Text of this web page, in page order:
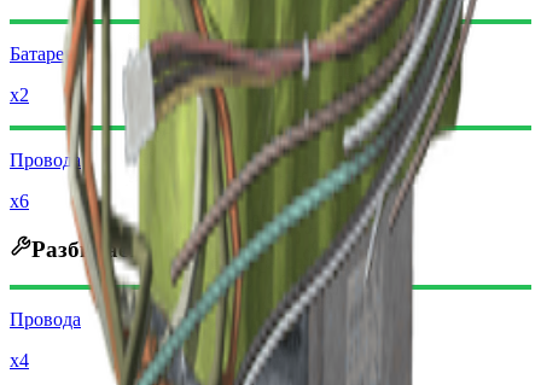
Батарея
x2
Провода
x6
Разбирается на
Провода
x4